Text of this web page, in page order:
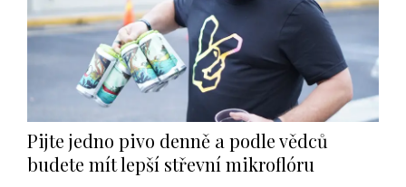
Pijte jedno pivo denně a podle vědců
budete mít lepší střevní mikroflóru